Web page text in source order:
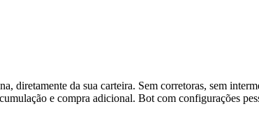
da sua carteira. Sem corretoras, sem
e compra adicional. Bot com configurações